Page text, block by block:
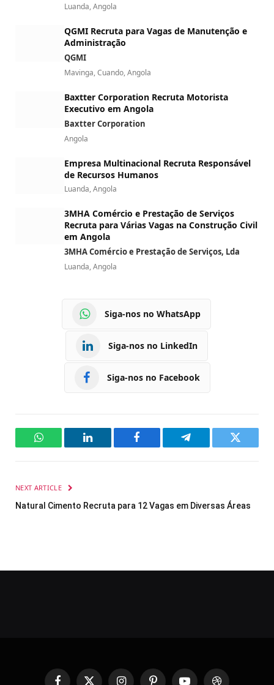
Luanda, Angola
QGMI Recruta para Vagas de Manutenção e
Administração
QGMI
Mavinga, Cuando, Angola
Baxtter Corporation Recruta Motorista
Executivo em Angola
Baxtter Corporation
Angola
Empresa Multinacional Recruta Responsável
de Recursos Humanos
Luanda, Angola
3MHA Comércio e Prestação de Serviços
Recruta para Várias Vagas na Construção Civil
em Angola
3MHA Comércio e Prestação de Serviços, Lda
Luanda, Angola
Siga-nos no WhatsApp
Siga-nos no LinkedIn
Siga-nos no Facebook
WhatsAppLinkedIn Facebook Telegram Twitter
NEXT ARTICLE
Natural Cimento Recruta para 12 Vagas em Diversas Áreas